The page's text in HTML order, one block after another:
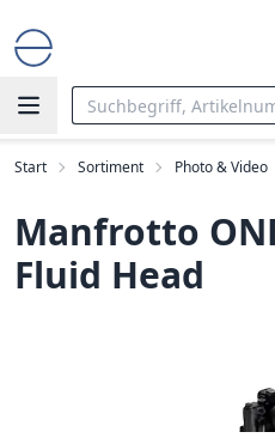
Start Sortiment Photo & Video
Manfrotto
Fluid Head